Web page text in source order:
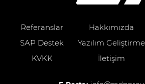
Referanslar Hakkımızda
SAP Destek
Yazılım Geliştirme
KVKK
İletişim